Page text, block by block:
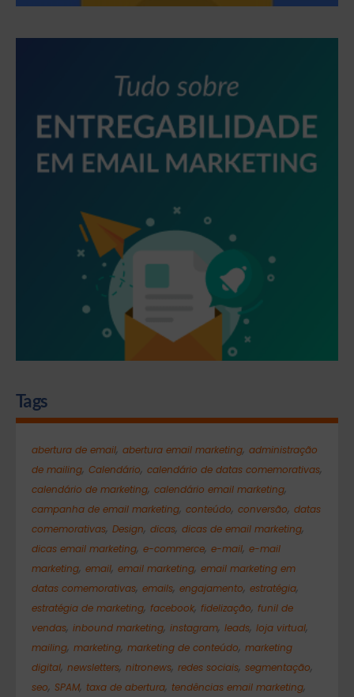
Tags
abertura de email, abertura email marketing, administração
de mailing, Calendário, calendário de datas comemorativas,
calendário de marketing, calendário email marketing,
campanha de email marketing, conteúdo, conversão, datas
comemorativas, Design, dicas, dicas de email marketing,
dicas email marketing, e-commerce, e-mail, e-mail
marketing, email, email marketing, email marketing em
datas comemorativas, emails, engajamento, estratégia,
estratégia de marketing, facebook, fidelização, funil de
vendas, inbound marketing, instagram, leads, loja virtual,
mailing, marketing, marketing de conteúdo, marketing
digital, newsletters, nitronews, redes sociais, segmentação,
seo, SPAM, taxa de abertura, tendências email marketing,